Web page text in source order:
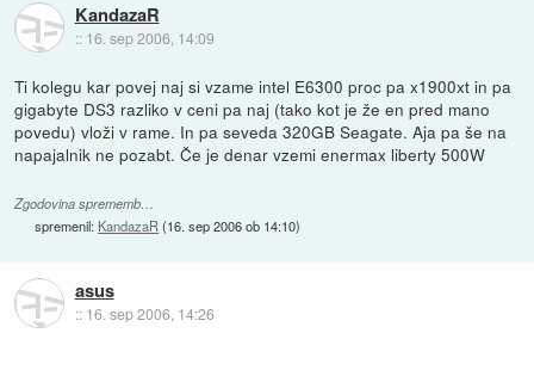
KandazaR
:: 16. sep 2006, 14:09
Ti kolegu kar povej naj si vzame intel E6300 proc pa x1900xt in pa
gigabyte DS3 razliko v ceni pa naj (tako kot je že en pred mano
povedu) vloži v rame. In pa seveda 320GB Seagate. Aja pa še na
napajalnik ne pozabt. Če je denar vzemi enermax liberty 500W
Zgodovina sprememb…
spremenil: KandazaR (16. sep 2006 ob 14:10)
asus
:: 16. sep 2006, 14:26